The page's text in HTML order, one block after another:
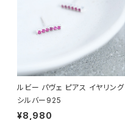
ルビー パヴェ ピアス イヤリング
シルバー925
¥8,980